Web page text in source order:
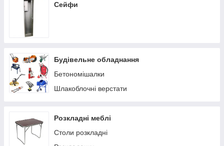
Сейфи
Будівельне обладнання
Бетономішалки
Шлакоблочні верстати
Розкладні меблі
Столи розкладні